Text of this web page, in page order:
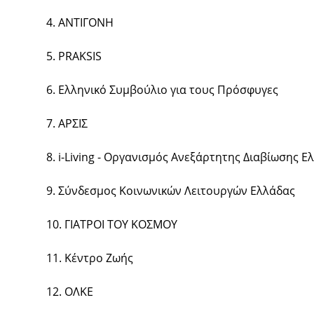
4. ΑΝΤΙΓΟΝΗ
5. PRAKSIS
6. Ελληνικό Συμβούλιο για τους Πρόσφυγες
7. ΑΡΣΙΣ
8. i-Living - Οργανισμός Ανεξάρτητης Διαβίωσης
9. Σύνδεσμος Κοινωνικών Λειτουργών Ελλάδας
10. ΓΙΑΤΡΟΙ ΤΟΥ ΚΟΣΜΟΥ
11. Κέντρο Ζωής
12. OΛΚΕ